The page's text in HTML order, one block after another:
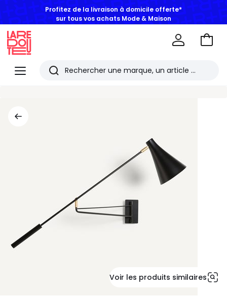
Profitez de la livraison à domicile offerte*
sur tous vos achats Mode & Maison
Menu
Redoute
Rechercher
Aller
Voir les produits similaires